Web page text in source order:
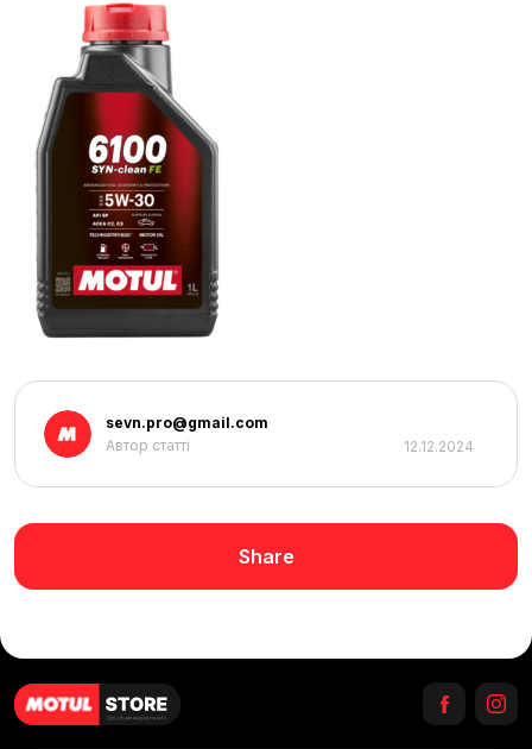
Share
sevn.pro@gmail.com
Автор статті
12.12.2024